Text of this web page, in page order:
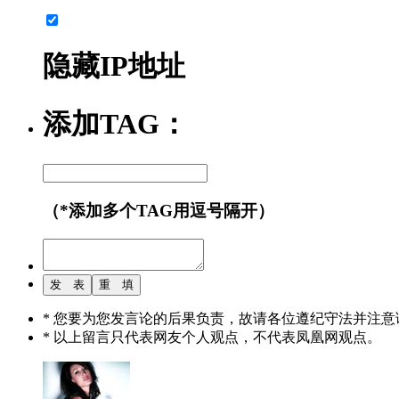
隐藏IP地址
添加TAG：
（*添加多个TAG用逗号隔开）
* 您要为您发言论的后果负责，故请各位遵纪守法并注意
* 以上留言只代表网友个人观点，不代表凤凰网观点。